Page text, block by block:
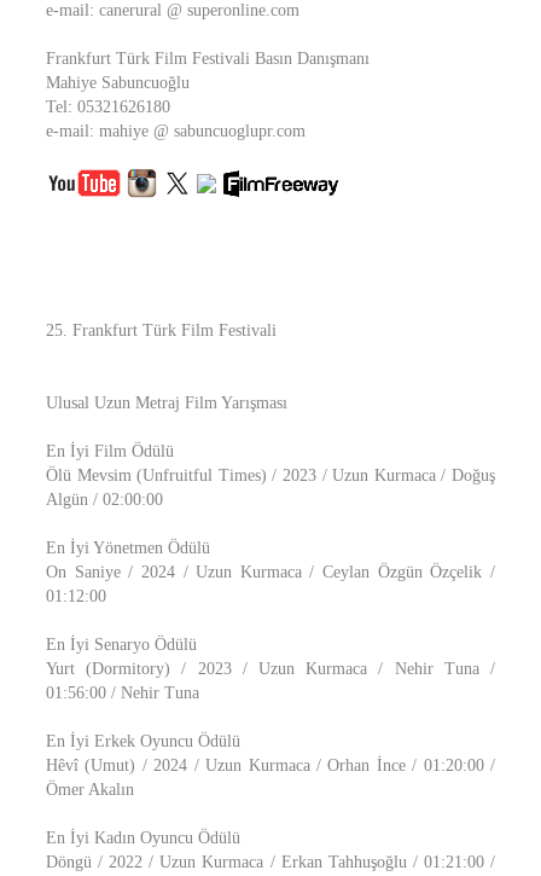
e-mail: canerural @ superonline.com
Frankfurt Türk Film Festivali Basın Danışmanı
Mahiye Sabuncuoğlu
Tel: 05321626180
e-mail: mahiye @ sabuncuoglupr.com
25. Frankfurt Türk Film Festivali
Ulusal Uzun Metraj Film Yarışması
En İyi Film Ödülü
Ölü Mevsim (Unfruitful Times) / 2023 / Uzun Kurmaca / Doğuş
Algün / 02:00:00
En İyi Yönetmen Ödülü
On Saniye / 2024 / Uzun Kurmaca / Ceylan Özgün Özçelik /
01:12:00
En İyi Senaryo Ödülü
Yurt (Dormitory) / 2023 / Uzun Kurmaca / Nehir Tuna /
01:56:00 / Nehir Tuna
En İyi Erkek Oyuncu Ödülü
Hêvî (Umut) / 2024 / Uzun Kurmaca / Orhan İnce / 01:20:00 /
Ömer Akalın
En İyi Kadın Oyuncu Ödülü
Döngü / 2022 / Uzun Kurmaca / Erkan Tahhuşoğlu / 01:21:00 /